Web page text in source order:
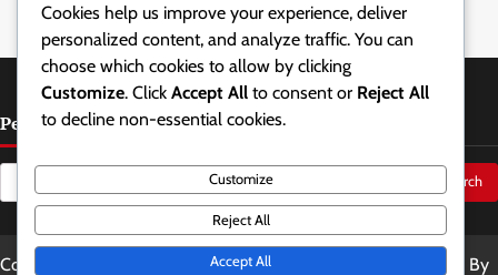
Pesquisar
Search
for:
Copyright © 2026 letsdoitgalway.com Theme: Updated News By
Cookies help us improve your experience, deliver
personalized content, and analyze traffic. You can
choose which cookies to allow by clicking
Customize. Click Accept All to consent or Reject All
to decline non-essential cookies.
Customize
Reject All
Accept All